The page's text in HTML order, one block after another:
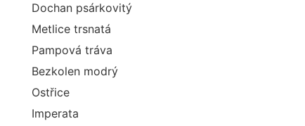
Dochan psárkovitý
Metlice trsnatá
Pampová tráva
Bezkolen modrý
Ostřice
Imperata